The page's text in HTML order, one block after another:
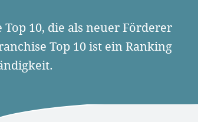
10, die als neuer Förderer
Top 10 ist ein Ranking